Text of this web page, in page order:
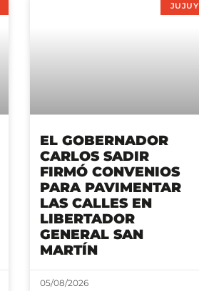
JUJUY
EL GOBERNADOR
CARLOS SADIR
FIRMÓ CONVENIOS
PARA PAVIMENTAR
LAS CALLES EN
LIBERTADOR
GENERAL SAN
MARTÍN
05/08/2026